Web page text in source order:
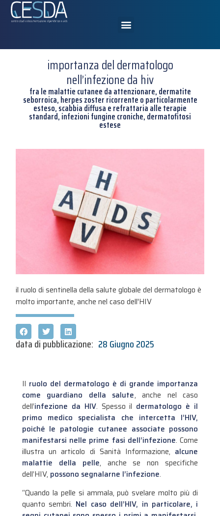
importanza del dermatologo
nell’infezione da hiv
fra le malattie cutanee da attenzionare, dermatite
seborroica, herpes zoster ricorrente o particolarmente
esteso, scabbia diffusa e refrattaria alle terapie
standard, infezioni fungine croniche, dermatofitosi
estese
il ruolo di sentinella della salute globale del dermatologo è
molto importante, anche nel caso dell'HIV
data di pubblicazione: 28 Giugno 2025
Il ruolo del dermatologo è di grande importanza
come guardiano della salute, anche nel caso
dell’infezione da HIV. Spesso il dermatologo è il
primo medico specialista che intercetta l’HIV,
poiché le patologie cutanee associate possono
manifestarsi nelle prime fasi dell’infezione. Come
illustra un articolo di Sanità Informazione, alcune
malattie della pelle, anche se non specifiche
dell’HIV, possono segnalarne l’infezione.
“Quando la pelle si ammala, può svelare molto più di
quanto sembri. Nel caso dell’HIV, in particolare, i